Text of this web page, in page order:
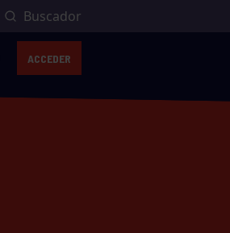
Buscador
ACCEDER